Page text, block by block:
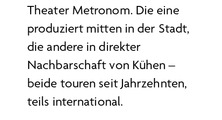
Theater Metronom. Die eine
produziert mitten in der Stadt,
die andere in direkter
Nachbarschaft von Kühen –
beide touren seit Jahrzehnten,
teils international.